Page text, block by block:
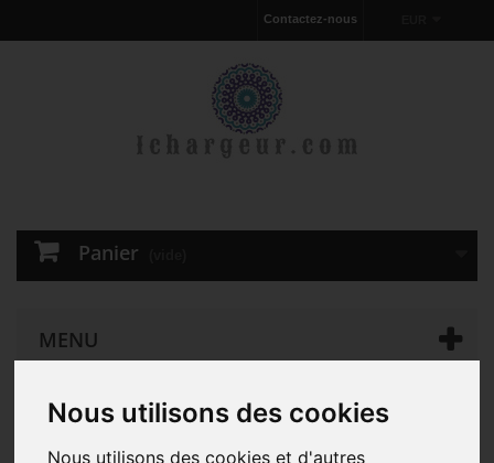
Nous utilisons des cookies
Nous utilisons des cookies et d'autres
Contactez-nous
Panier
MENU
Chargeur pour ordinateur portable
D'ORIGINE 45W Dell
Inspiron 13 5370 AC Adapter Chargeur